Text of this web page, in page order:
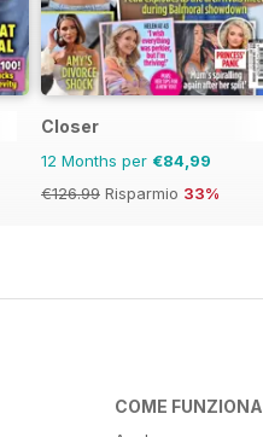
Closer
12 Months per €84,99
€126.99 Risparmio 33%
COME FUNZIONA